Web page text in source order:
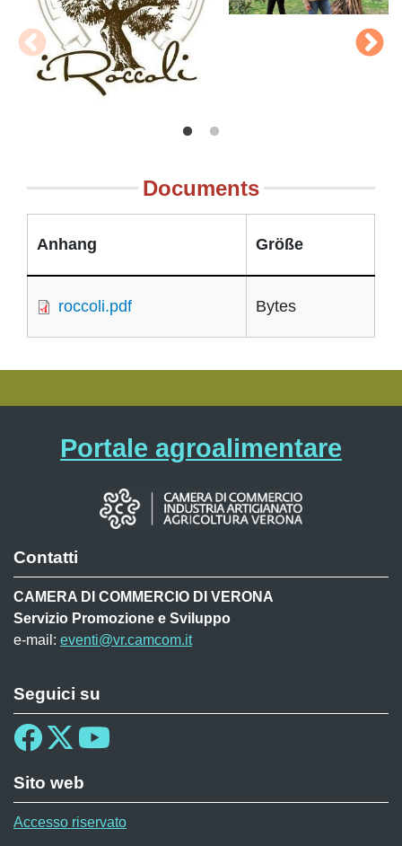
Documents
Anhang Größe
roccoli.pdf Bytes
Portale agroalimentare
Contatti
CAMERA DI COMMERCIO DI VERONA
Servizio Promozione e Sviluppo
e-mail: eventi@vr.camcom.it
Seguici su
Sito web
Accesso riservato